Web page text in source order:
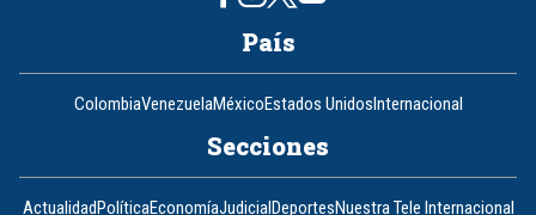
País
ColombiaVenezuelaMéxicoEstados UnidosInternacional
Secciones
ActualidadPolíticaEconomíaJudicialDeportesNuestra Tele Internacional